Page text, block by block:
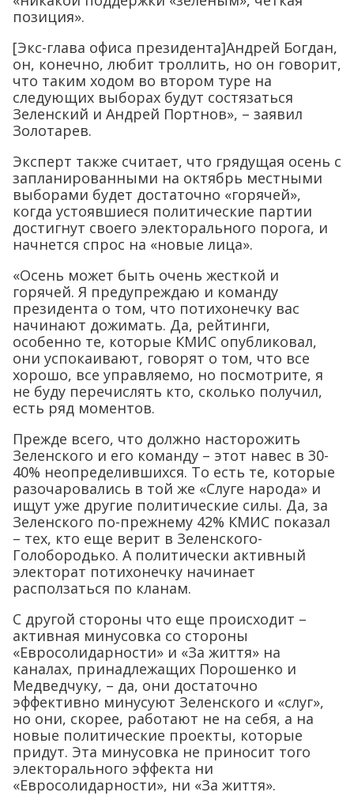
позиция».
[Экс-глава офиса президента]Андрей Богдан,
он, конечно, любит троллить, но он говорит,
что таким ходом во втором туре на
следующих выборах будут состязаться
Зеленский и Андрей Портнов», – заявил
Золотарев.
Эксперт также считает, что грядущая осень с
запланированными на октябрь местными
выборами будет достаточно «горячей»,
когда устоявшиеся политические партии
достигнут своего электорального порога, и
начнется спрос на «новые лица».
«Осень может быть очень жесткой и
горячей. Я предупреждаю и команду
президента о том, что потихонечку вас
начинают дожимать. Да, рейтинги,
особенно те, которые КМИС опубликовал,
они успокаивают, говорят о том, что все
хорошо, все управляемо, но посмотрите, я
не буду перечислять кто, сколько получил,
есть ряд моментов.
Прежде всего, что должно насторожить
Зеленского и его команду – этот навес в 30-
40% неопределившихся. То есть те, которые
разочаровались в той же «Слуге народа» и
ищут уже другие политические силы. Да, за
Зеленского по-прежнему 42% КМИС показал
– тех, кто еще верит в Зеленского-
Голобородько. А политически активный
электорат потихонечку начинает
расползаться по кланам.
С другой стороны что еще происходит –
активная минусовка со стороны
«Евросолидарности» и «За життя» на
каналах, принадлежащих Порошенко и
Медведчуку, – да, они достаточно
эффективно минусуют Зеленского и «слуг»,
но они, скорее, работают не на себя, а на
новые политические проекты, которые
придут. Эта минусовка не приносит того
электорального эффекта ни
«Евросолидарности», ни «За життя».